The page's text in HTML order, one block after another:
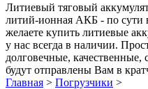
Литиевый тяговый
литий-ионная АКБ - по сути
желаете купить литиевые
у нас всегда в наличии.
долговечные,
будут отправлены Вам в
Главная > Погрузчики >